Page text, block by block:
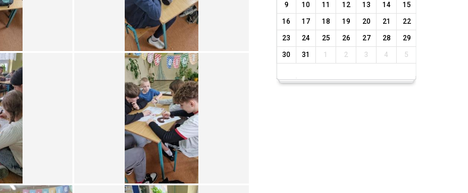
9
10 11 12 13 14
15
16
17 18 19 20 21
22
23
24 25 26 27 28
29
30
31 1 2 3 4 5